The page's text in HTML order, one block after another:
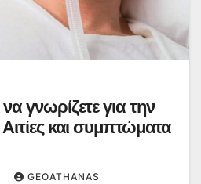
γνωρίζετε για την
και συμπτώματα
GEOATHANAS